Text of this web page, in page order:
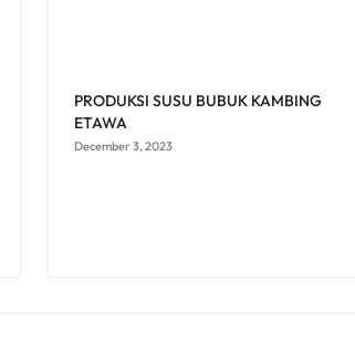
PRODUKSI SUSU BUBUK KAMBING
ETAWA
December 3, 2023